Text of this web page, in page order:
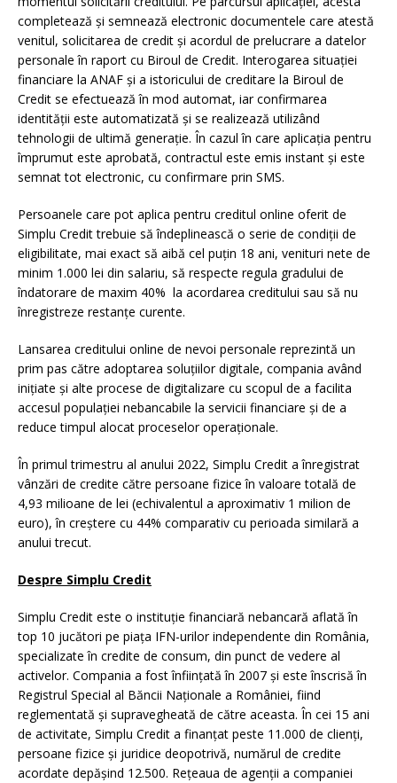
completează și semnează electronic documentele care atestă
venitul, solicitarea de credit și acordul de prelucrare a datelor
personale în raport cu Biroul de Credit. Interogarea situației
financiare la ANAF și a istoricului de creditare la Biroul de
Credit se efectuează în mod automat, iar confirmarea
identității este automatizată și se realizează utilizând
tehnologii de ultimă generație. În cazul în care aplicația pentru
împrumut este aprobată, contractul este emis instant și este
semnat tot electronic, cu confirmare prin SMS.
Persoanele care pot aplica pentru creditul online oferit de
Simplu Credit trebuie să îndeplinească o serie de condiții de
eligibilitate, mai exact să aibă cel puțin 18 ani, venituri nete de
minim 1.000 lei din salariu, să respecte regula gradului de
îndatorare de maxim 40% la acordarea creditului sau să nu
înregistreze restanțe curente.
Lansarea creditului online de nevoi personale reprezintă un
prim pas către adoptarea soluțiilor digitale, compania având
inițiate și alte procese de digitalizare cu scopul de a facilita
accesul populației nebancabile la servicii financiare și de a
reduce timpul alocat proceselor operaționale.
În primul trimestru al anului 2022, Simplu Credit a înregistrat
vânzări de credite către persoane fizice în valoare totală de
4,93 milioane de lei (echivalentul a aproximativ 1 milion de
euro), în creștere cu 44% comparativ cu perioada similară a
anului trecut.
Despre Simplu Credit
Simplu Credit este o instituție financiară nebancară aflată în
top 10 jucători pe piața IFN-urilor independente din România,
specializate în credite de consum, din punct de vedere al
activelor. Compania a fost înființată în 2007 și este înscrisă în
Registrul Special al Băncii Naționale a României, fiind
reglementată și supravegheată de către aceasta. În cei 15 ani
de activitate, Simplu Credit a finanțat peste 11.000 de clienți,
persoane fizice și juridice deopotrivă, numărul de credite
acordate depășind 12.500. Rețeaua de agenții a companiei